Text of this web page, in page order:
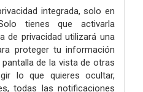
integrada, solo en
tienes que activarla
de privacidad utilizará una
proteger tu información
de la vista de otras
lo que quieres ocultar,
todas las notificaciones